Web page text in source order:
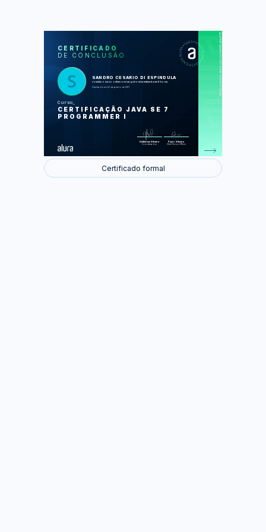
CERTIFICADO
DE CONCLUSÃO
SANDRO CESARIO DI ESPINDULA
concluiu o curso online com carga horária estimada em 8 horas.
Finalizado em 02 de janeiro de 2017
Curso
CERTIFICAÇÃO JAVA SE 7
PROGRAMMER I
Guilherme Silveira
Coordenador
Paulo Silveira
Chief Vision Officer
https://cursos.alura.com.br/certificate/d188dc6f-53fd-422e-b342-8ea4e5716c21
LAS
Defina o escopo de variáveis
Defina a estrutura de uma classe
Crie aplicações Java executáveis
Foram feitas 22 de 22 atividades.
Certificado formal